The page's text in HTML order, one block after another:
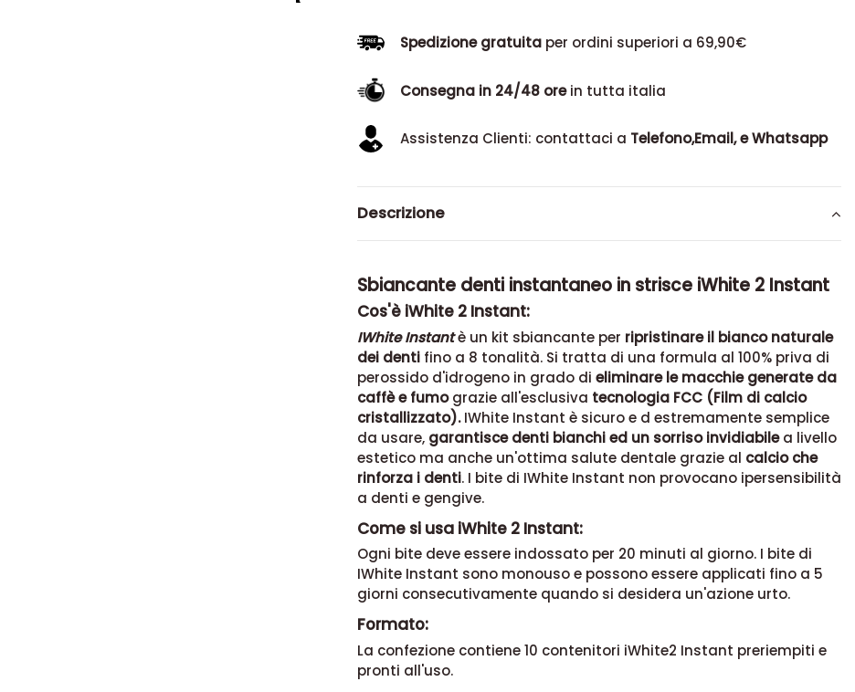
Spedizione gratuitaper ordini superiori a 69,90€
Consegna in 24/48 orein tutta italia
Assistenza Clienti: contattaci a Telefono,Email, e Whatsapp
Descrizione
Sbiancante denti instantaneo in strisce iWhite 2 Instant
Cos'è iWhite 2 Instant:
IWhite Instantè un kit sbiancante per ripristinare il bianco naturale
dei dentifino a 8 tonalità. Si tratta di una formula al 100% priva di
perossido d'idrogeno in grado di eliminare le macchie generate da
caffè e fumograzie all'esclusiva tecnologia FCC (Film di calcio
cristallizzato).IWhite Instant è sicuro e d estremamente semplice
da usare, garantisce denti bianchi ed un sorriso invidiabilea livello
estetico ma anche un'ottima salute dentale grazie al calcio che
rinforza i denti. I bite di IWhite Instant non provocano ipersensibilità
a denti e gengive.
Come si usa iWhite 2 Instant:
Ogni bite deve essere indossato per 20 minuti al giorno. I bite di
IWhite Instant sono monouso e possono essere applicati fino a 5
giorni consecutivamente quando si desidera un'azione urto.
Formato:
La confezione contiene 10 contenitori iWhite2 Instant preriempiti e
pronti all'uso.